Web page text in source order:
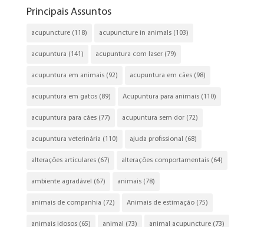
Principais Assuntos
acupuncture(118) acupuncture in animals(103)
acupuntura (141) acupuntura com laser(79)
acupuntura em animais(92) acupuntura em cães(98)
acupuntura em gatos(89) Acupuntura para animais(110)
acupuntura para cães(77) acupuntura sem dor(72)
acupuntura veterinária (110) ajuda profissional (68)
alterações articulares(67) alterações comportamentais(64)
ambiente agradável (67) animais(78)
animais de companhia (72) Animais de estimação(75)
animais idosos(65) animal (73) animal acupuncture(73)